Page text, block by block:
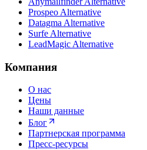
Prospeo Alternative
Datagma Alternative
Surfe Alternative
LeadMagic Alternative
Компания
О нас
Цены
Наши данные
Блог
Партнерская программа
Пресс-ресурсы